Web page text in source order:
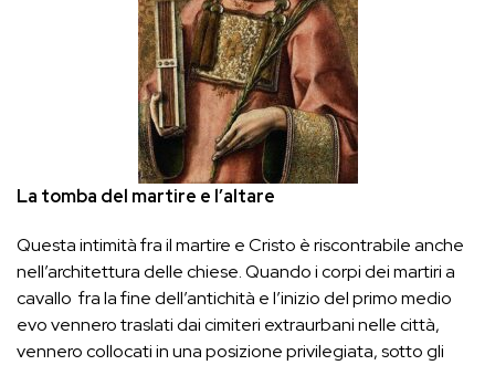
La tomba del martire e l’altare
Questa intimità fra il martire e Cristo è riscontrabile anche
nell’architettura delle chiese. Quando i corpi dei martiri a
cavallo fra la fine dell’antichità e l’inizio del primo medio
evo vennero traslati dai cimiteri extraurbani nelle città,
vennero collocati in una posizione privilegiata, sotto gli